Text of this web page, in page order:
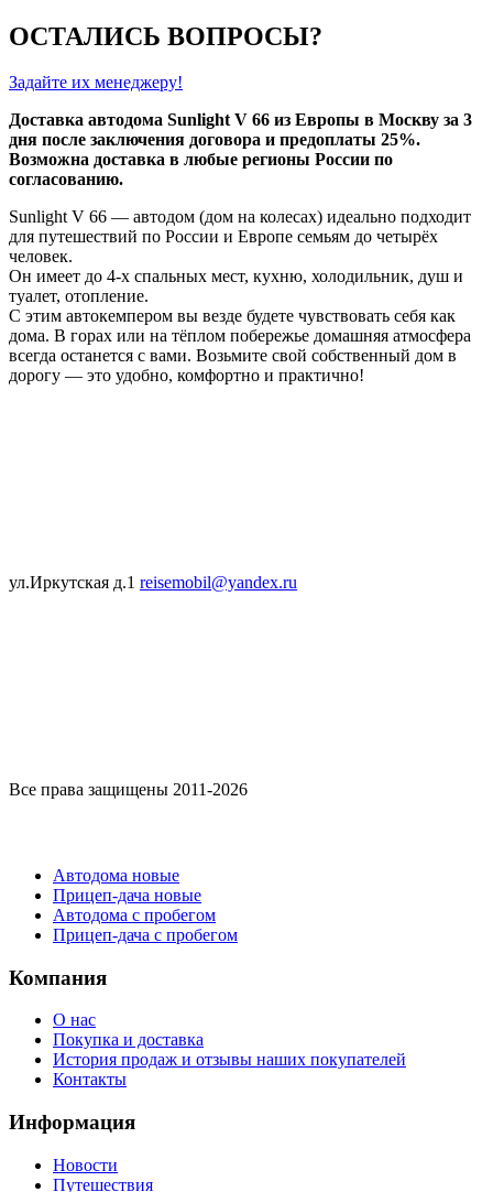
ОСТАЛИСЬ ВОПРОСЫ?
Задайте их менеджеру!
Доставка автодома Sunlight V 66 из Европы в Москву за 3
дня после заключения договора и предоплаты 25%.
Возможна доставка в любые регионы России по
согласованию.
Sunlight V 66 — автодом (дом на колесах) идеально подходит
для путешествий по России и Европе семьям до четырёх
человек.
Он имеет до 4-х спальных мест, кухню, холодильник, душ и
туалет, отопление.
С этим автокемпером вы везде будете чувствовать себя как
дома. В горах или на тёплом побережье домашняя атмосфера
всегда останется с вами. Возьмите свой собственный дом в
дорогу — это удобно, комфортно и практично!
ул.Иркутская д.1 reisemobil@yandex.ru
Все права защищены 2011-2026
Автодома новые
Прицеп-дача новые
Автодома с пробегом
Прицеп-дача с пробегом
Компания
О нас
Покупка и доставка
История продаж и отзывы наших покупателей
Контакты
Информация
Новости
Путешествия